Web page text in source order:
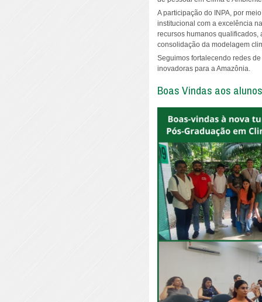
A participação do INPA, por
institucional com a excelência
recursos humanos
consolidação da modelagem
Seguimos fortalecendo redes
inovadoras para a Amazônia.
Boas Vindas aos